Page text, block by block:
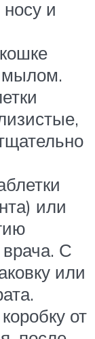
носу и
мылом.
или
С
или
от